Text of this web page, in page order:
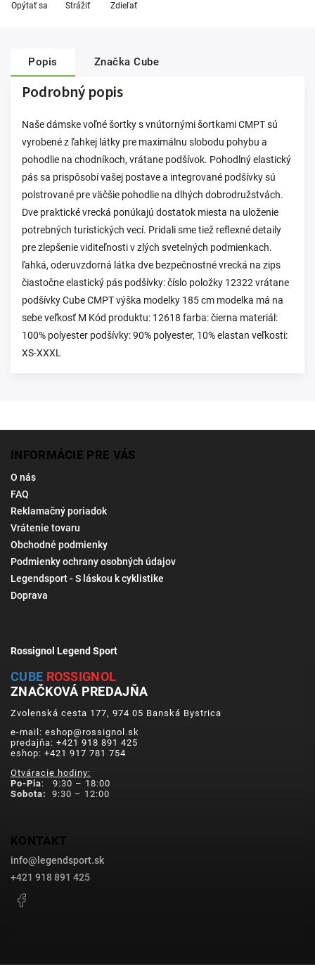
Opýtať sa Strážiť Zdieľať
Popis Značka Cube
Podrobný popis
Naše dámske voľné šortky s vnútornými šortkami CMPT sú
vyrobené z ľahkej látky pre maximálnu slobodu pohybu a
pohodlie na chodníkoch, vrátane podšívok. Pohodlný elastický
pás sa prispôsobí vašej postave a integrované podšívky sú
polstrované pre väčšie pohodlie na dlhých dobrodružstvách.
Dve praktické vrecká ponúkajú dostatok miesta na uloženie
potrebných turistických vecí. Pridali sme tiež reflexné detaily
pre zlepšenie viditeľnosti v zlých svetelných podmienkach.
ľahká, oderuvzdorná látka dve bezpečnostné vrecká na zips
čiastočne elastický pás podšívky: číslo položky 12322 vrátane
podšívky Cube CMPT výška modelky 185 cm modelka má na
sebe veľkosť M Kód produktu: 12618 farba: čierna materiál:
100% polyester podšívky: 90% polyester, 10% elastan veľkosti:
XS-XXXL
INFORMÁCIE PRE VÁS
O nás
FAQ
Reklamačný poriadok
Vrátenie tovaru
Obchodné podmienky
Podmienky ochrany osobných údajov
Legendsport - S láskou k cyklistike
Doprava
Rossignol Legend Sport
CUBE ROSSIGNOL
ZNAČKOVÁ PREDAJŇA
Zvolenská cesta 177, 974 05 Banská Bystrica
e-mail: eshop@rossignol.sk
predajňa: +421 918 891 425
eshop: +421 917 781 754
Otváracie hodiny:
Po-Pia: 9:30 – 18:00
Sobota:
9:30 – 12:00
KONTAKT
info@ legendsport.sk
+421 918 891 425